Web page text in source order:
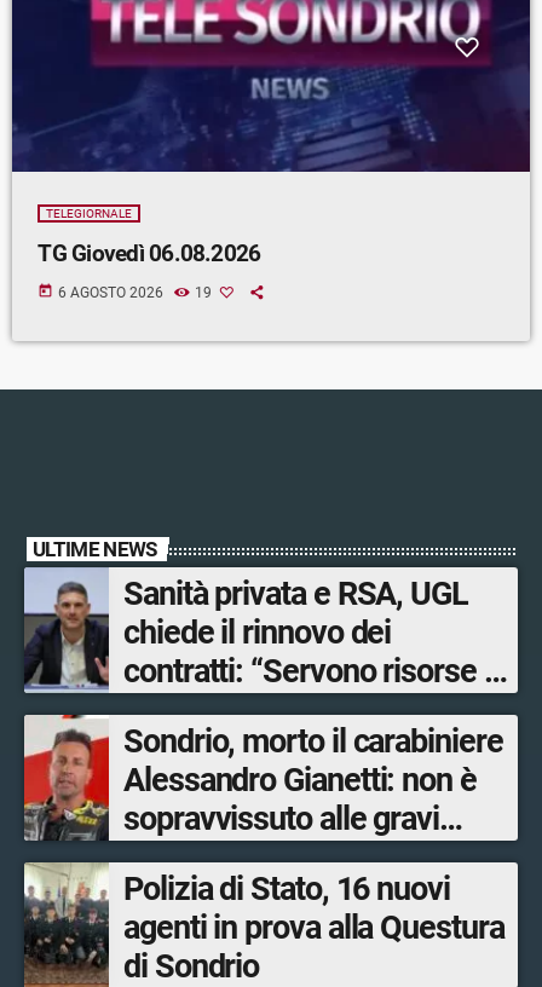
TELEGIORNALE
TG Giovedì 06.08.2026
today 6 AGOSTO 2026 19
ULTIME NEWS
Sanità privata e RSA, UGL
chiede il rinnovo dei
contratti: “Servono risorse e
salari adeguati”
Sondrio, morto il carabiniere
Alessandro Gianetti: non è
sopravvissuto alle gravi
ustioni
Polizia di Stato, 16 nuovi
agenti in prova alla Questura
di Sondrio